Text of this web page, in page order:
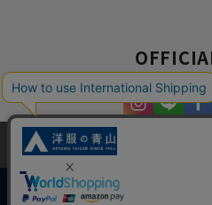
当サイトでは、快適な閲覧体験とコ
しています。閲覧を続けることで、